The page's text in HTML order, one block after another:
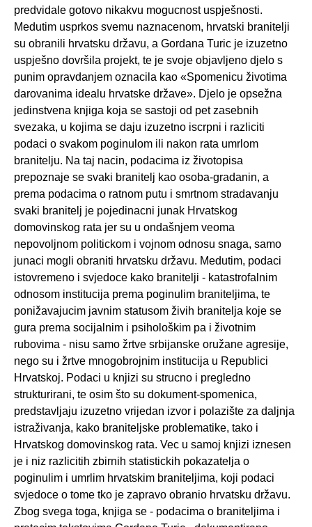
predvidale gotovo nikakvu mogucnost uspješnosti.
Medutim usprkos svemu naznacenom, hrvatski branitelji
su obranili hrvatsku državu, a Gordana Turic je izuzetno
uspješno dovršila projekt, te je svoje objavljeno djelo s
punim opravdanjem oznacila kao «Spomenicu životima
darovanima idealu hrvatske države». Djelo je opsežna
jedinstvena knjiga koja se sastoji od pet zasebnih
svezaka, u kojima se daju izuzetno iscrpni i razliciti
podaci o svakom poginulom ili nakon rata umrlom
branitelju. Na taj nacin, podacima iz životopisa
prepoznaje se svaki branitelj kao osoba-gradanin, a
prema podacima o ratnom putu i smrtnom stradavanju
svaki branitelj je pojedinacni junak Hrvatskog
domovinskog rata jer su u ondašnjem veoma
nepovoljnom politickom i vojnom odnosu snaga, samo
junaci mogli obraniti hrvatsku državu. Medutim, podaci
istovremeno i svjedoce kako branitelji - katastrofalnim
odnosom institucija prema poginulim braniteljima, te
ponižavajucim javnim statusom živih branitelja koje se
gura prema socijalnim i psihološkim pa i životnim
rubovima - nisu samo žrtve srbijanske oružane agresije,
nego su i žrtve mnogobrojnim institucija u Republici
Hrvatskoj. Podaci u knjizi su strucno i pregledno
strukturirani, te osim što su dokument-spomenica,
predstavljaju izuzetno vrijedan izvor i polazište za daljnja
istraživanja, kako braniteljske problematike, tako i
Hrvatskog domovinskog rata. Vec u samoj knjizi iznesen
je i niz razlicitih zbirnih statistickih pokazatelja o
poginulim i umrlim hrvatskim braniteljima, koji podaci
svjedoce o tome tko je zapravo obranio hrvatsku državu.
Zbog svega toga, knjiga se - podacima o braniteljima i